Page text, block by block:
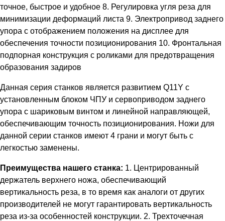
точное, быстрое и удобное 8. Регулировка угля реза для
минимизации деформаций листа 9. Электропривод заднего
упора с отображением положения на дисплее для
обеспечения точности позиционирования 10. Фронтальная
подпорная конструкция с роликами для предотвращения
образования задиров
Данная серия станков является развитием Q11Y с
установленным блоком ЧПУ и сервоприводом заднего
упора с шариковым винтом и линейной направляющей,
обеспечивающим точность позиционирования. Ножи для
данной серии станков имеют 4 грани и могут быть с
легкостью заменены.
Преимущества нашего станка: 1. Центрированный
держатель верхнего ножа, обеспечивающий
вертикальность реза, в то время как аналоги от других
производителей не могут гарантировать вертикальность
реза из-за особенностей конструкции. 2. Трехточечная